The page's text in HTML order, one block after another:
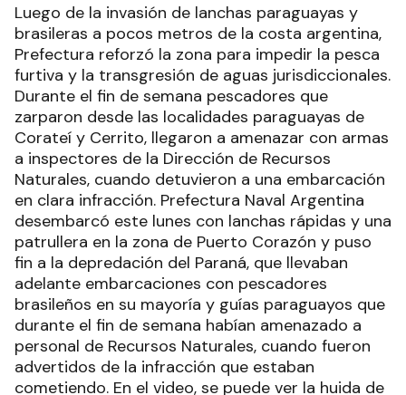
Luego de la invasión de lanchas paraguayas y
brasileras a pocos metros de la costa argentina,
Prefectura reforzó la zona para impedir la pesca
furtiva y la transgresión de aguas jurisdiccionales.
Durante el fin de semana pescadores que
zarparon desde las localidades paraguayas de
Corateí y Cerrito, llegaron a amenazar con armas
a inspectores de la Dirección de Recursos
Naturales, cuando detuvieron a una embarcación
en clara infracción. Prefectura Naval Argentina
desembarcó este lunes con lanchas rápidas y una
patrullera en la zona de Puerto Corazón y puso
fin a la depredación del Paraná, que llevaban
adelante embarcaciones con pescadores
brasileños en su mayoría y guías paraguayos que
durante el fin de semana habían amenazado a
personal de Recursos Naturales, cuando fueron
advertidos de la infracción que estaban
cometiendo. En el video, se puede ver la huida de